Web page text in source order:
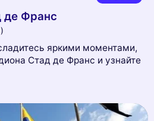
де Франс
яркими моментами,
Стад де Франс и узнайте